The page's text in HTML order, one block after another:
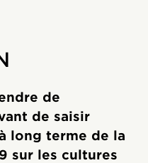
de
de saisir
long terme de la
sur les cultures